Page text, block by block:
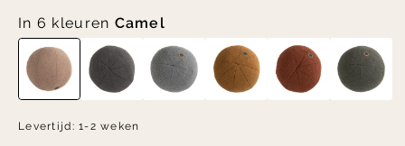
In 6 kleuren Camel
Levertijd:1-2 weken